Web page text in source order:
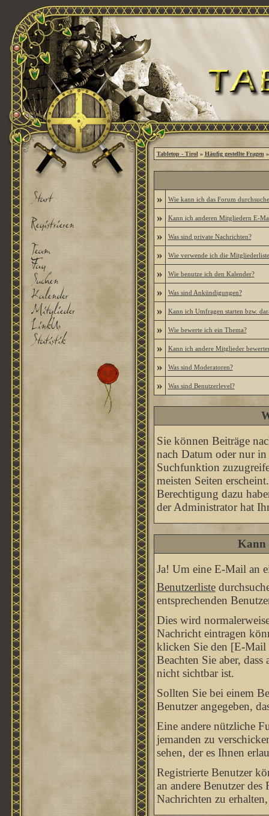
Tabletop - Tirol » Häufig gestellte Fragen
» Wie kann ich das Forum
» Kann ich anderen Mitgliedern E-
» Was sind private Nachrichten?
» Wie verwende ich die
» Wie benutze ich den Kalender?
» Was sind Ankündigungen?
» Kann ich Umfragen starten bzw.
» Wie bewerte ich ein Thema?
» Kann ich andere Mitglieder
» Was sind Moderatoren?
» Was sind Benutzerlevel?
Sie können Beiträge
nach Datum oder nur
Suchfunktion
meisten Seiten
Berechtigung dazu
der Administrator hat
Kann
Ja! Um eine E-Mail an
Benutzerliste
entsprechenden
Dies wird
Nachricht eintragen
klicken Sie den [E-Mail
Beachten Sie aber,
nicht sichtbar ist.
Sollten Sie bei einem
Benutzer angegeben,
Eine andere nützliche
jemanden zu
sehen, der es Ihnen
Registrierte Benutzer
an andere Benutzer
Nachrichten zu